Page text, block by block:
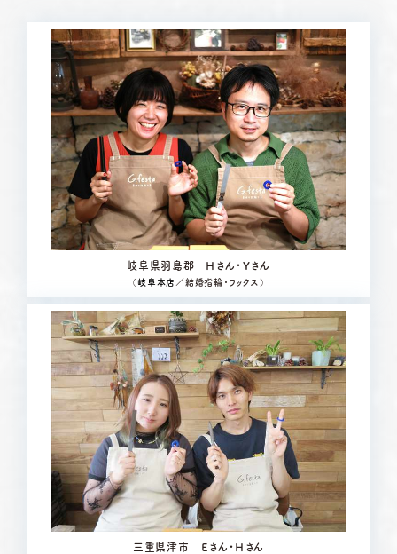
岐阜県羽島郡 Ｈさん・Ｙさん
（岐阜本店 ／結婚指輪・ワックス）
三重県津市 Ｅさん・Ｈさん